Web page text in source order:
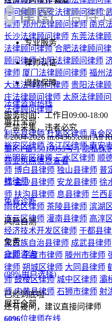
师 金沙县律师 安龙县律师 徐
师 扶沟县律师 息县律师 兰西
雨花区律师 茶陵县律师 滨湖
连云区律师 灌南县律师 高淳
经济技术开发区律师 于都县
蒙古族自治县律师 成武县律师
律师 平度市律师 滕州市律师
律师 朔城区律师 大同县律师
师 鼓楼区律师
师 内黄县律师 石狮市律师 射
展开全部
找律师
免费诊断
风险自测
免费
立即咨询
(99%用户选择)
已经到底啦~
还有疑问，建议直接问律师
6096位律师在线
立即问律师
淮安用户4分钟前提交了咨询
13****4920用户3分钟前提交
宿迁用户1分钟前提交了咨询
泰州用户3分钟前提交了咨询
15****9311用户2分钟前提交
15****8310用户4分钟前提交
淮安用户4分钟前提交了咨询
13****4920用户3分钟前提交
宿迁用户1分钟前提交了咨询
泰州用户3分钟前提交了咨询
15****9311用户2分钟前提交
15****8310用户4分钟前提交了
淮安用户4分钟前提交了咨询